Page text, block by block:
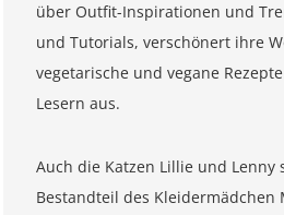
über Outfit-Inspirationen und
und Tutorials, verschönert ihre
vegetarische und vegane
Lesern aus.
Auch die Katzen Lillie und Lenny
Bestandteil des Kleidermädchen